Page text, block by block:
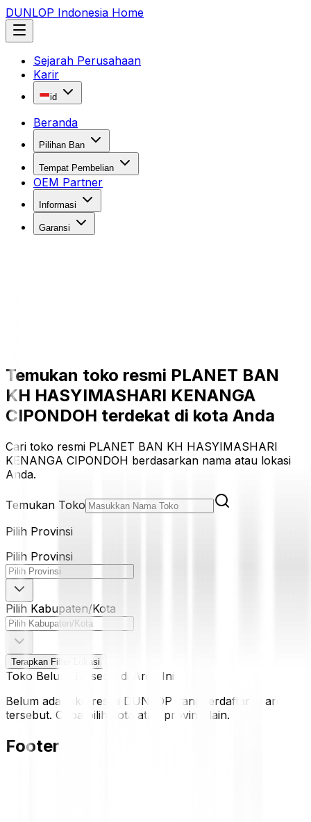
DUNLOP Indonesia Home
Sejarah Perusahaan
Karir
id
Beranda
Pilihan Ban
Tempat Pembelian
OEM Partner
Informasi
Garansi
Temukan toko resmi PLANET BAN
KH HASYIMASHARI KENANGA
CIPONDOH terdekat di kota Anda
Cari toko resmi PLANET BAN KH HASYIMASHARI
KENANGA CIPONDOH berdasarkan nama atau lokasi
Anda.
Temukan Toko
Pilih Provinsi
Pilih Provinsi
Pilih Kabupaten/Kota
Terapkan Filter Lokasi
Toko Belum Tersedia di Area Ini
Belum ada toko resmi DUNLOP yang terdaftar di area
tersebut. Coba pilih kota atau provinsi lain.
Footer